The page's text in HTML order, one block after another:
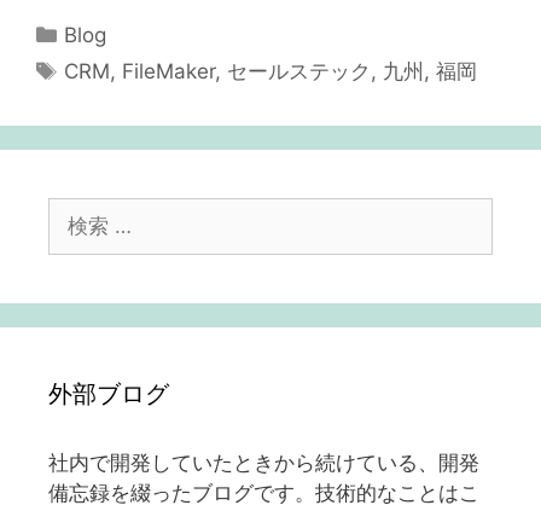
カ
テ
リ
ー
Blog
タ
CRM, FileMaker, セールステック , 九州 ,福岡
索:
外部ブログ
社内で開発していたときから続けている、開発
備忘録を綴ったブログです。技術的なことはこ